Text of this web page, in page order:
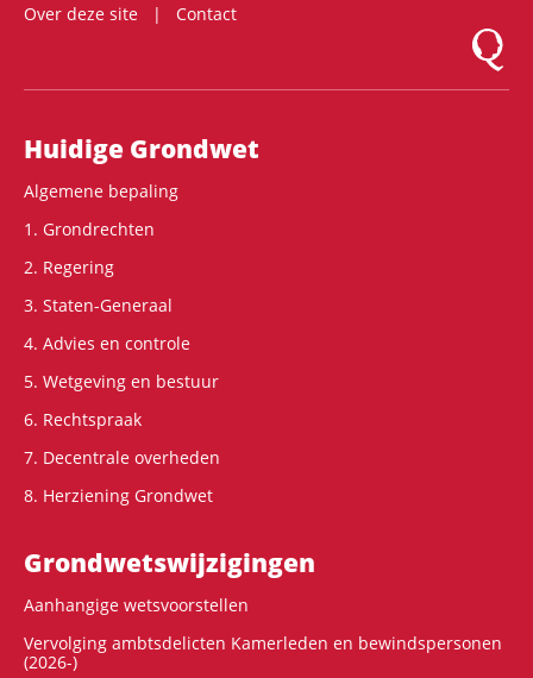
Over deze site
Contact
Logo
Hoofdnavigatie
Huidige Grondwet
Algemene bepaling
1. Grondrechten
2. Regering
3. Staten-Generaal
4. Advies en controle
5. Wetgeving en bestuur
6. Rechtspraak
7. Decentrale overheden
8. Herziening Grondwet
Grondwets­wijzigingen
Aanhangige wetsvoorstellen
Vervolging ambtsdelicten Kamerleden en bewindspersonen
(2026-)